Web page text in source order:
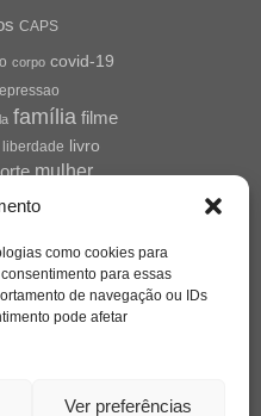
como cookies para
para essas
de navegação ou IDs
pode afetar
Ver preferências
CAPS
corpo covid-19
família filme
liberdade livro
mulher
sociais
SUS